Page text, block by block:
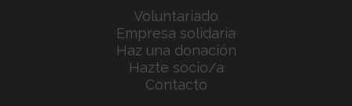
Voluntariado
Empresa solidaria
Haz una donación
Hazte socio/a
Contacto